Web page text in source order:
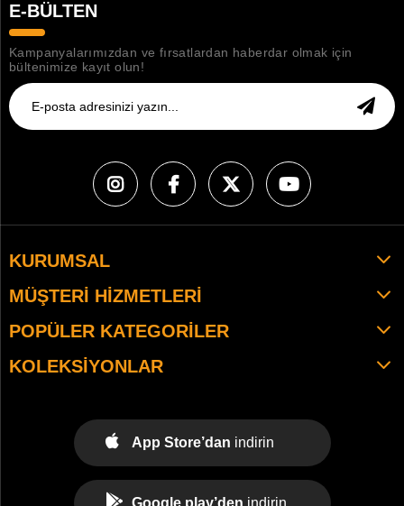
E-BÜLTEN
Kampanyalarımızdan ve fırsatlardan haberdar olmak için
bültenimize kayıt olun!
KURUMSAL
MÜŞTERI HIZMETLERI
POPÜLER KATEGORILER
KOLEKSIYONLAR
App Store’dan indirin
Google play’den indirin